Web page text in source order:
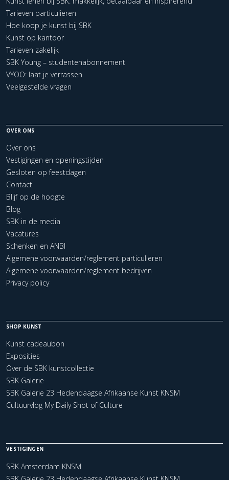
Tarieven particulieren
Hoe koop je kunst bij SBK
Kunst op kantoor
Tarieven zakelijk
SBK Young – studentenabonnement
VYOO: laat je verrassen
Veelgestelde vragen
OVER ONS
Over ons
Vestigingen en openingstijden
Gesloten op feestdagen
Contact
Blijf op de hoogte
Blog
SBK in de media
Vacatures
Schenken en ANBI
Algemene voorwaarden/reglement particulieren
Algemene voorwaarden/reglement bedrijven
Privacy policy
SHOP KUNST
Kunst cadeaubon
Exposities
Over de SBK kunstcollectie
SBK Galerie
SBK Galerie 23 Hedendaagse Afrikaanse Kunst KNSM
Cultuurvlog My Daily Shot of Culture
VESTIGINGEN
SBK Amsterdam KNSM